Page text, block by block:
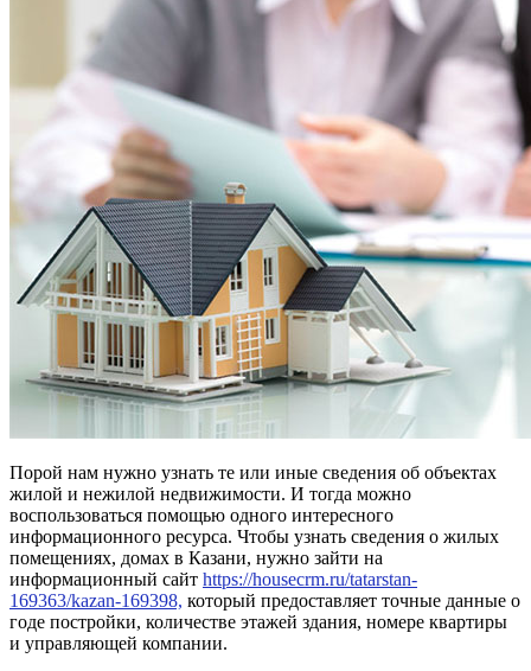
Порой нам нужно узнать те или иные сведения об объектах
жилой и нежилой недвижимости. И тогда можно
воспользоваться помощью одного интересного
информационного ресурса. Чтобы узнать сведения о жилых
помещениях, домах в Казани, нужно зайти на
информационный сайт https://housecrm.ru/tatarstan-
169363/kazan-169398, который предоставляет точные данные о
годе постройки, количестве этажей здания, номере квартиры
и управляющей компании.